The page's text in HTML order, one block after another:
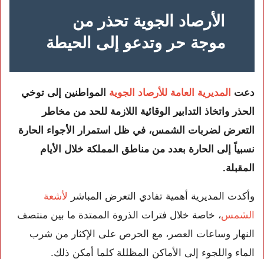
الأرصاد الجوية تحذر من
موجة حر وتدعو إلى الحيطة
دعت المديرية العامة للأرصاد الجوية المواطنين إلى توخي
الحذر واتخاذ التدابير الوقائية اللازمة للحد من مخاطر
التعرض لضربات الشمس، في ظل استمرار الأجواء الحارة
نسبياً إلى الحارة بعدد من مناطق المملكة خلال الأيام
المقبلة.
وأكدت المديرية أهمية تفادي التعرض المباشر
لأشعة
الشمس، خاصة خلال فترات الذروة الممتدة ما بين منتصف
النهار وساعات العصر، مع الحرص على الإكثار من شرب
الماء واللجوء إلى الأماكن المظللة كلما أمكن ذلك.